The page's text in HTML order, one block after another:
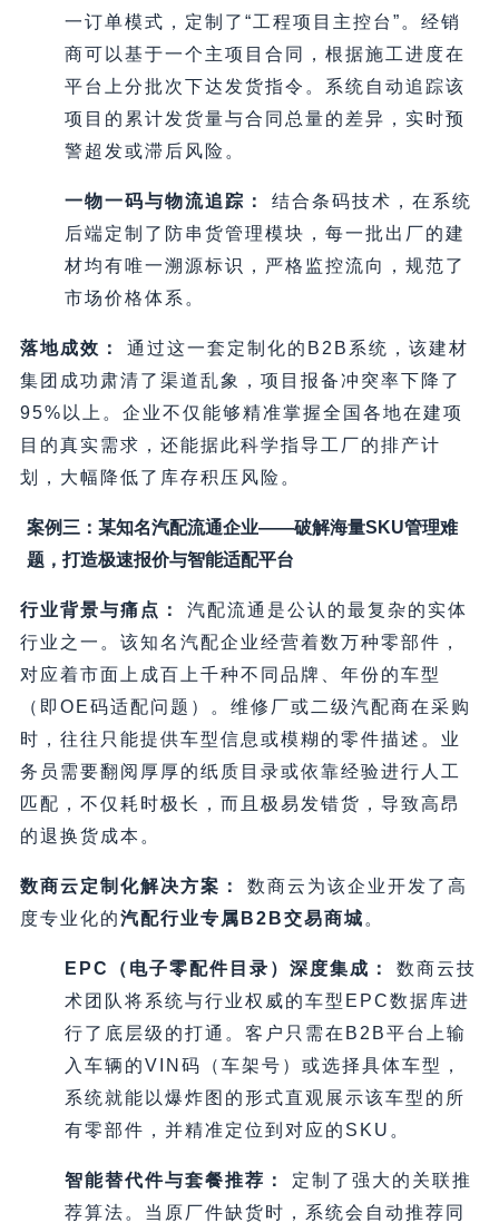
一订单模式，定制了“工程项目主控台”。经销
商可以基于一个主项目合同，根据施工进度在
平台上分批次下达发货指令。系统自动追踪该
项目的累计发货量与合同总量的差异，实时预
警超发或滞后风险。
一物一码与物流追踪：
结合条码技术，在系统
后端定制了防串货管理模块，每一批出厂的建
材均有唯一溯源标识，严格监控流向，规范了
市场价格体系。
落地成效：
通过这一套定制化的B2B系统，该建材
集团成功肃清了渠道乱象，项目报备冲突率下降了
95%以上。企业不仅能够精准掌握全国各地在建项
目的真实需求，还能据此科学指导工厂的排产计
划，大幅降低了库存积压风险。
案例三：某知名汽配流通企业——破解海量SKU管理难
题，打造极速报价与智能适配平台
行业背景与痛点：
汽配流通是公认的最复杂的实体
行业之一。该知名汽配企业经营着数万种零部件，
对应着市面上成百上千种不同品牌、年份的车型
（即OE码适配问题）。维修厂或二级汽配商在采购
时，往往只能提供车型信息或模糊的零件描述。业
务员需要翻阅厚厚的纸质目录或依靠经验进行人工
匹配，不仅耗时极长，而且极易发错货，导致高昂
的退换货成本。
数商云定制化解决方案：
数商云为该企业开发了高
度专业化的汽配行业专属B2B交易商城 。
EPC（电子零配件目录）深度集成：
数商云技
术团队将系统与行业权威的车型EPC数据库进
行了底层级的打通。客户只需在B2B平台上输
入车辆的VIN码（车架号）或选择具体车型，
系统就能以爆炸图的形式直观展示该车型的所
有零部件，并精准定位到对应的SKU。
智能替代件与套餐推荐：
定制了强大的关联推
荐算法。当原厂件缺货时，系统会自动推荐同